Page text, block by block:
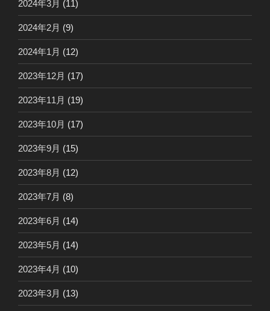
2024年3月 (11)
2024年2月 (9)
2024年1月 (12)
2023年12月 (17)
2023年11月 (19)
2023年10月 (17)
2023年9月 (15)
2023年8月 (12)
2023年7月 (8)
2023年6月 (14)
2023年5月 (14)
2023年4月 (10)
2023年3月 (13)